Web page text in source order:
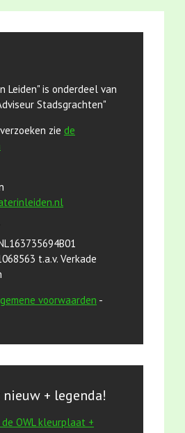
Leiden" is onderdeel van
Stadsgrachten"
zie de
t.a.v. Verkade
voorwaarden -
+ legenda!